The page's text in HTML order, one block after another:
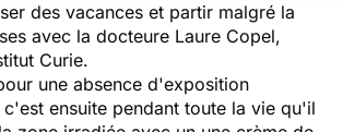
des vacances et partir malgré la
avec la docteure Laure Copel,
Curie.
une absence d'exposition
ensuite pendant toute la vie qu'il